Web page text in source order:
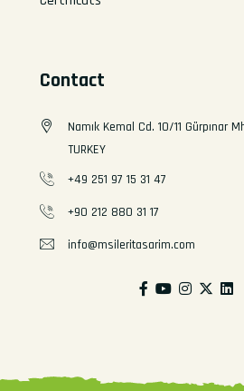
Contact
Namık Kemal Cd. 10/11 Gürpınar
TURKEY
+49 251 97 15 31 47
+90 212 880 31 17
info@msileritasarim.com